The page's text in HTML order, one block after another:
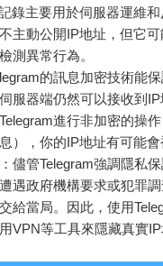
錄主要用於伺服器運維
主動公開IP地址，但它
測異常行為。
的訊息加密技術能
服器端仍然可以接收到
進行非加密的操
），你的IP地址有可能會
：儘管Telegram強調隱私
遇政府機構要求或犯罪
給當局。因此，使用
VPN等工具來隱藏真實IP